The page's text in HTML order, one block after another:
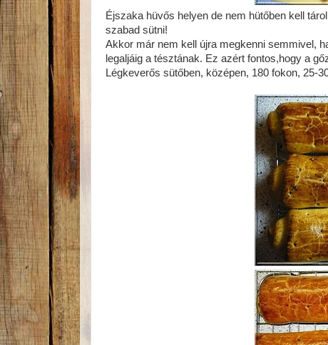
Éjszaka hüvős helyen de nem hütőben kell
szabad sütni!
Akkor már nem kell újra megkenni semmivel,
legaljáig a tésztának. Ez azért fontos,hogy a
Légkeverős sütőben, középen, 180 fokon, 25-